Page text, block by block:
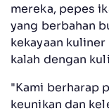
mereka, pepes
yang berbahan
kekayaan
kalah dengan
"Kami berharap
keunikan dan